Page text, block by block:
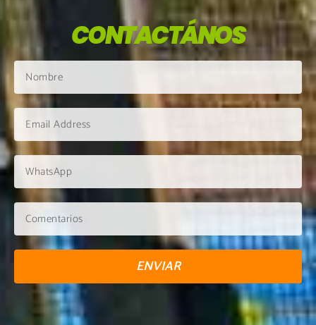
CONTACTÁNOS
ENVIAR